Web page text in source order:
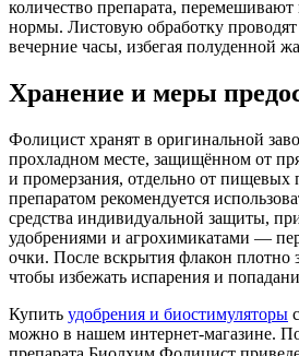
количество препарата,
нормы. Листовую обработку
вечерние часы, избегая полуденной
Хранение и меры
Фолицист хранят в оригинальной
прохладном месте, защищённом от
и промерзания, отдельно от пищевых
препаратом рекомендуется
средства индивидуальной защиты,
удобрениями и агрохимикатами —
очки. После вскрытия флакон
чтобы избежать испарения и
Купить удобрения и биостимуляторы
можно в нашем интернет-магазине.